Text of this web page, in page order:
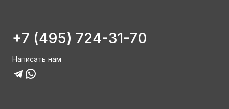
+7 (495) 724-31-70
Написать нам